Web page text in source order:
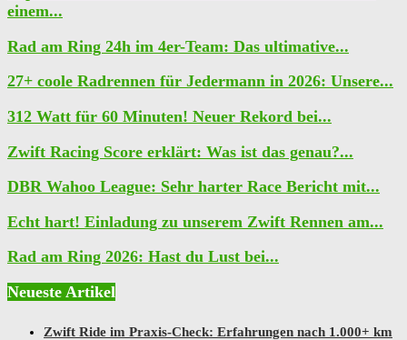
einem...
Rad am Ring 24h im 4er-Team: Das ultimative...
27+ coole Radrennen für Jedermann in 2026: Unsere...
312 Watt für 60 Minuten! Neuer Rekord bei...
Zwift Racing Score erklärt: Was ist das genau?...
DBR Wahoo League: Sehr harter Race Bericht mit...
Echt hart! Einladung zu unserem Zwift Rennen am...
Rad am Ring 2026: Hast du Lust bei...
Neueste Artikel
Zwift Ride im Praxis-Check: Erfahrungen nach 1.000+ km